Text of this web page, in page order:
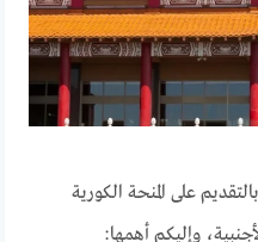
على المنحة الكورية
وإليكم أهمها: